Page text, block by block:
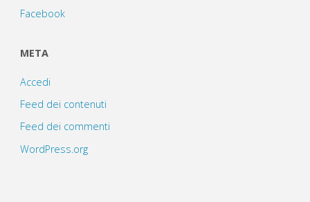
Facebook
META
Accedi
Feed dei contenuti
Feed dei commenti
WordPress.org